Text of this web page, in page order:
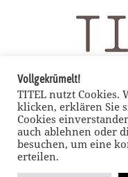
Vollgekrümelt!
TITEL nutzt Cookies.
klicken, erklären Sie
Cookies
auch ablehnen oder
besuchen, um eine
erteilen.